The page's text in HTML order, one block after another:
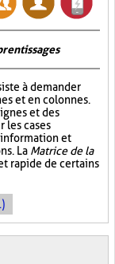
à demander
et en colonnes.
et des
les cases
et
La Matrice de la
rapide de certains